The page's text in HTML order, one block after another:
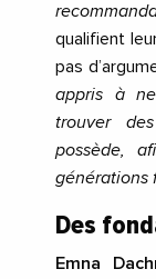
qualifient
pas
appris à
trouver
possède,
générations
Des
Emna